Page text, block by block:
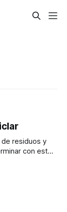
residuos y
con este